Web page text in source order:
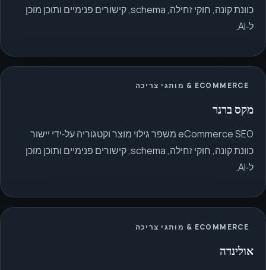
כוונת קונה, חוקי זחילה, schema, קישורים פנימיים ותוכן מוכן
ל‑AI.
ECOMMERCE & מותגי צריכה
מקס ברנר
eCommerce SEO משפר גילוי מוצר וקטגוריה על‑ידי יישור
כוונת קונה, חוקי זחילה, schema, קישורים פנימיים ותוכן מוכן
ל‑AI.
ECOMMERCE & מותגי צריכה
אולינדה